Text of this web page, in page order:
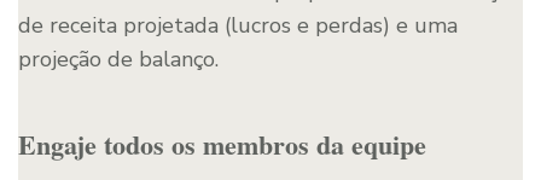
de receita projetada (lucros e perdas) e uma
projeção de balanço.
Engaje todos os membros da equipe